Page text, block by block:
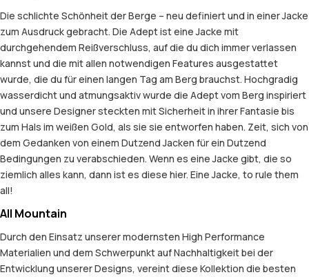
Die schlichte Schönheit der Berge – neu definiert und in einer Jacke
zum Ausdruck gebracht. Die Adept ist eine Jacke mit
durchgehendem Reißverschluss, auf die du dich immer verlassen
kannst und die mit allen notwendigen Features ausgestattet
wurde, die du für einen langen Tag am Berg brauchst. Hochgradig
wasserdicht und atmungsaktiv wurde die Adept vom Berg inspiriert
und unsere Designer steckten mit Sicherheit in ihrer Fantasie bis
zum Hals im weißen Gold, als sie sie entworfen haben. Zeit, sich von
dem Gedanken von einem Dutzend Jacken für ein Dutzend
Bedingungen zu verabschieden. Wenn es eine Jacke gibt, die so
ziemlich alles kann, dann ist es diese hier. Eine Jacke, to rule them
all!
All Mountain
Durch den Einsatz unserer modernsten High Performance
Materialien und dem Schwerpunkt auf Nachhaltigkeit bei der
Entwicklung unserer Designs, vereint diese Kollektion die besten